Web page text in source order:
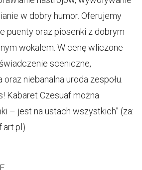
w dobry humor. Oferujemy
puenty oraz piosenki z dobrym
wokalem. W cenę wliczone
sceniczne,
niebanalna uroda zespołu.
Kabaret Czesuaf można
– jest na ustach wszystkich” (za: